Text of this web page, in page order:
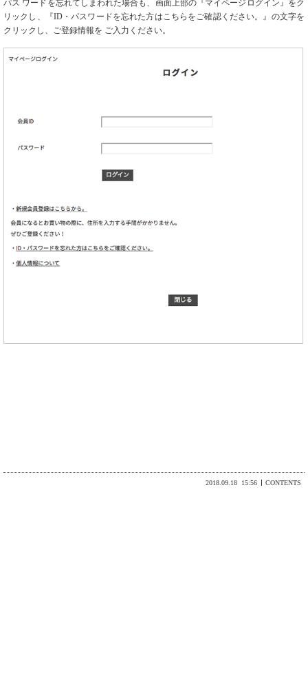
パス ワードを忘れてしまわれた場合も、画面上部の『マイページログイン』をク
リックし、『ID・パスワードを忘れた方はこちらをご確認ください。』の文字を
クリックし、ご登録情報を ご入力ください。
2018.09.18 15:56 CONTENTS